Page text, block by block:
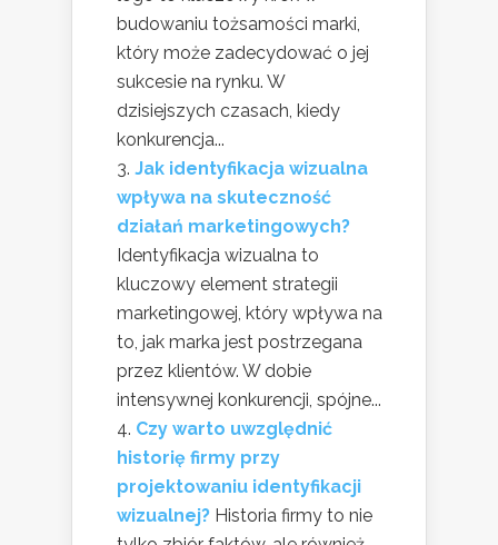
budowaniu tożsamości marki,
który może zadecydować o jej
sukcesie na rynku. W
dzisiejszych czasach, kiedy
konkurencja...
Jak identyfikacja wizualna
wpływa na skuteczność
działań marketingowych?
Identyfikacja wizualna to
kluczowy element strategii
marketingowej, który wpływa na
to, jak marka jest postrzegana
przez klientów. W dobie
intensywnej konkurencji, spójne...
Czy warto uwzględnić
historię firmy przy
projektowaniu identyfikacji
wizualnej? Historia firmy to nie